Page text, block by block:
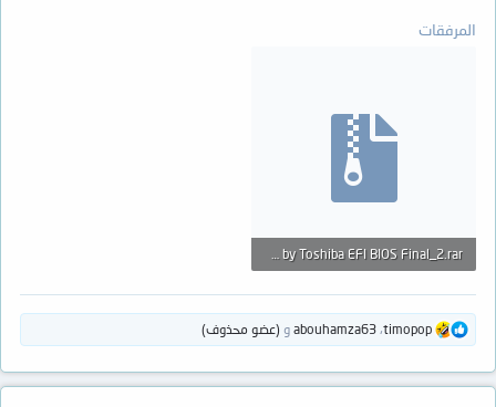
المرفقات
ا
ل
timopop، abouhamza63 و (عضو محذوف)